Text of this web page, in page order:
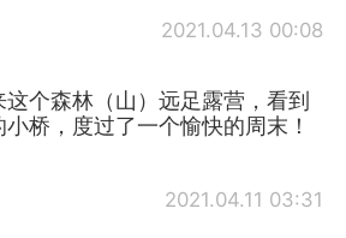
2021.04.13 00:08
个森林（山）远足露营，看到
桥，度过了一个愉快的周末！
2021.04.11 03:31